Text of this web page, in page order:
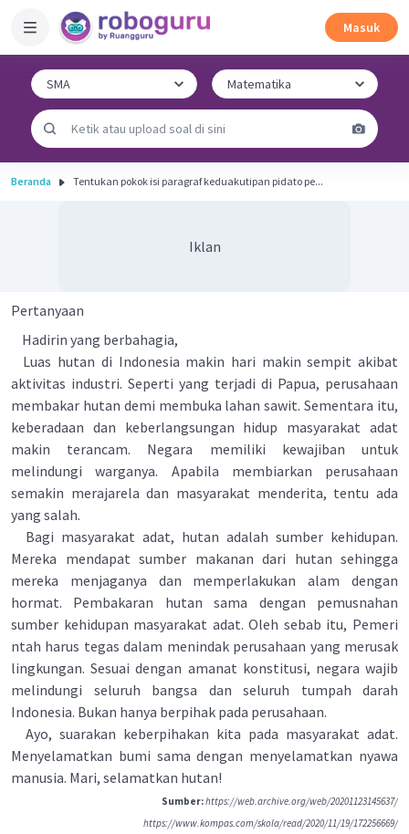
Masuk
Beranda Tentukan pokok isi paragraf keduakutipan pidato pe...
Iklan
Pertanyaan
Hadirin yang berbahagia,
Luas hutan di Indonesia makin hari makin sempit akibat
aktivitas industri. Seperti yang terjadi di Papua, perusahaan
membakar hutan demi membuka lahan sawit. Sementara itu,
keberadaan dan keberlangsungan hidup masyarakat adat
makin terancam. Negara memiliki kewajiban untuk
melindungi warganya. Apabila membiarkan perusahaan
semakin merajarela dan masyarakat menderita, tentu ada
yang salah.
Bagi masyarakat adat, hutan adalah sumber kehidupan.
Mereka mendapat sumber makanan dari hutan sehingga
mereka menjaganya dan memperlakukan alam dengan
hormat. Pembakaran hutan sama dengan pemusnahan
sumber kehidupan masyarakat adat. Oleh sebab itu, Pemeri
ntah harus tegas dalam menindak perusahaan yang merusak
lingkungan. Sesuai dengan amanat konstitusi, negara wajib
melindungi seluruh bangsa dan seluruh tumpah darah
Indonesia. Bukan hanya berpihak pada perusahaan.
Ayo, suarakan keberpihakan kita pada masyarakat adat.
Menyelamatkan bumi sama dengan menyelamatkan nyawa
manusia. Mari, selamatkan hutan!
Sumber:https://web.archive.org/web/20201123145637/
https://www.kompas.com/skola/read/2020/11/19/172256669/